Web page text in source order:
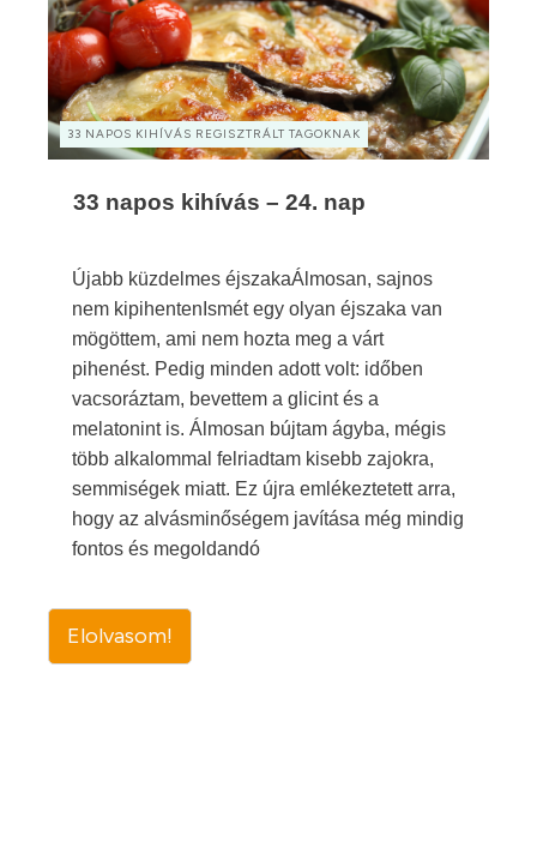
33 NAPOS KIHÍVÁS REGISZTRÁLT TAGOKNAK
33 napos kihívás – 24. nap
Újabb küzdelmes éjszakaÁlmosan, sajnos
nem kipihentenIsmét egy olyan éjszaka van
mögöttem, ami nem hozta meg a várt
pihenést. Pedig minden adott volt: időben
vacsoráztam, bevettem a glicint és a
melatonint is. Álmosan bújtam ágyba, mégis
több alkalommal felriadtam kisebb zajokra,
semmiségek miatt. Ez újra emlékeztetett arra,
hogy az alvásminőségem javítása még mindig
fontos és megoldandó
Elolvasom!